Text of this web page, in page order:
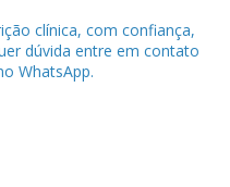
clínica, com confiança,
dúvida entre em contato
WhatsApp.